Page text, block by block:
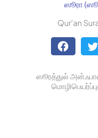
Jan Trust Foundation
Mufti Omar Sheriff
ஸூரா
Qur'an
ஸூரத்துல்